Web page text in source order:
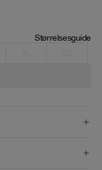
Størrelsesguide